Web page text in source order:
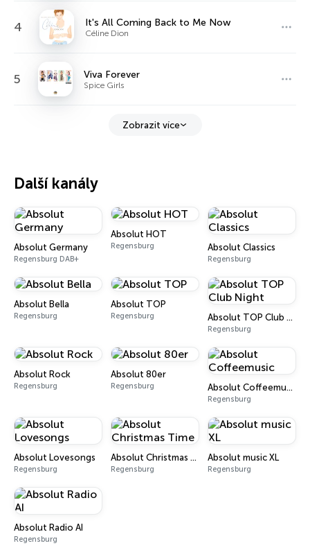
4 It's All Coming Back to Me Now
Céline Dion
5 Viva Forever
Spice Girls
Zobrazit více
Další kanály
Absolut Germany
Regensburg DAB+
Absolut HOT
Regensburg Absolut Classics
Regensburg
Absolut Bella
Regensburg
Absolut TOP
Regensburg Absolut TOP Club Night
Regensburg
Absolut Rock
Regensburg
Absolut 80er
Regensburg Absolut Coffeemusic
Regensburg
Absolut Lovesongs
Regensburg
Absolut Christmas Time
Regensburg
Absolut music XL
Regensburg
Absolut Radio AI
Regensburg